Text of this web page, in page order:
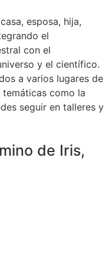
esposa, hija,
el
con el
y el científico.
a varios lugares de
como la
seguir en talleres y
de Iris,